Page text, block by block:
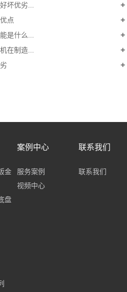
坏优劣...
点
是什么...
在制造...
金
盘
案例中心
服务案例
视频中心
联系我们
联系我们